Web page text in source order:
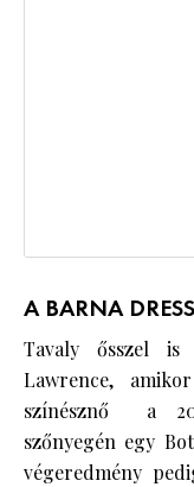
A BARNA
Tavaly ősszel is
Lawrence,
színésznő a
szőnyegén egy
végeredmény